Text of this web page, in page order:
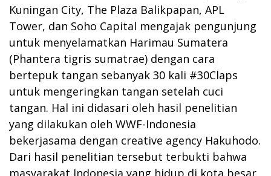
Kuningan City, The Plaza Balikpapan, APL
Tower, dan Soho Capital mengajak pengunjung
untuk menyelamatkan Harimau Sumatera
(Phantera tigris sumatrae) dengan cara
bertepuk tangan sebanyak 30 kali #30Claps
untuk mengeringkan tangan setelah cuci
tangan. Hal ini didasari oleh hasil penelitian
yang dilakukan oleh WWF-Indonesia
bekerjasama dengan creative agency Hakuhodo.
Dari hasil penelitian tersebut terbukti bahwa
masyarakat Indonesia yang hidup di kota besar